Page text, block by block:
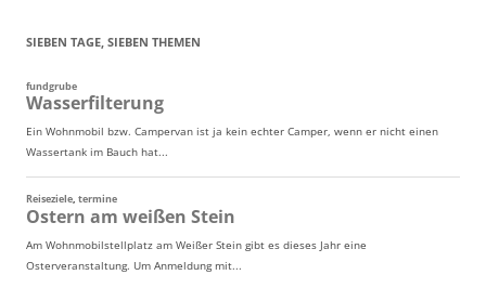
SIEBEN TAGE, SIEBEN THEMEN